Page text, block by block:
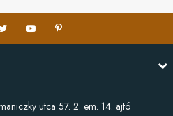
utca 57. 2. em. 14. ajtó